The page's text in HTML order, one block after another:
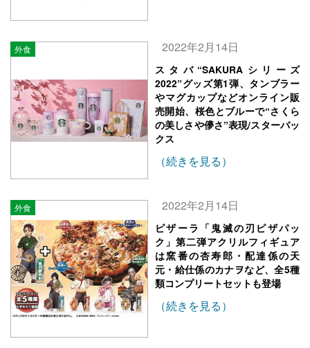
外食 2022年2月14日
スタバ“SAKURAシリーズ
2022”グッズ第1弾、タンブラー
やマグカップなどオンライン販
売開始、桜色とブルーで“さくら
の美しさや儚さ”表現/スターバッ
クス
（続きを見る）
外食 2022年2月14日
ピザーラ「鬼滅の刃ピザパッ
ク」第二弾アクリルフィギュア
は窯番の杏寿郎・配達係の天
元・給仕係のカナヲなど、全5種
類コンプリートセットも登場
（続きを見る）